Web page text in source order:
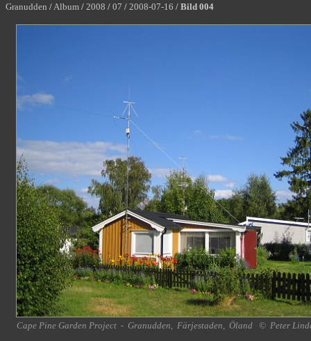
Granudden /Album / 2008 / 07 / 2008-07-16 / Bild 004
Cape Pine Garden Project - Granudden, Färjestaden, Öland © Peter